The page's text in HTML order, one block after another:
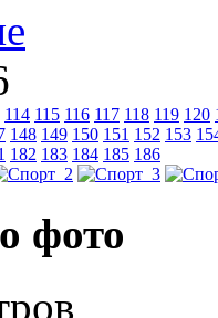
114 115 116 117 118 119 120
148 149 150 151 152 153
182 183 184 185 186
фото